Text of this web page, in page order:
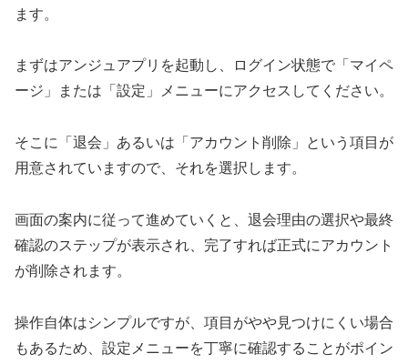
ます。
まずはアンジュアプリを起動し、ログイン状態で「マイペ
ージ」または「設定」メニューにアクセスしてください。
そこに「退会」あるいは「アカウント削除」という項目が
用意されていますので、それを選択します。
画面の案内に従って進めていくと、退会理由の選択や最終
確認のステップが表示され、完了すれば正式にアカウント
が削除されます。
操作自体はシンプルですが、項目がやや見つけにくい場合
もあるため、設定メニューを丁寧に確認することがポイン